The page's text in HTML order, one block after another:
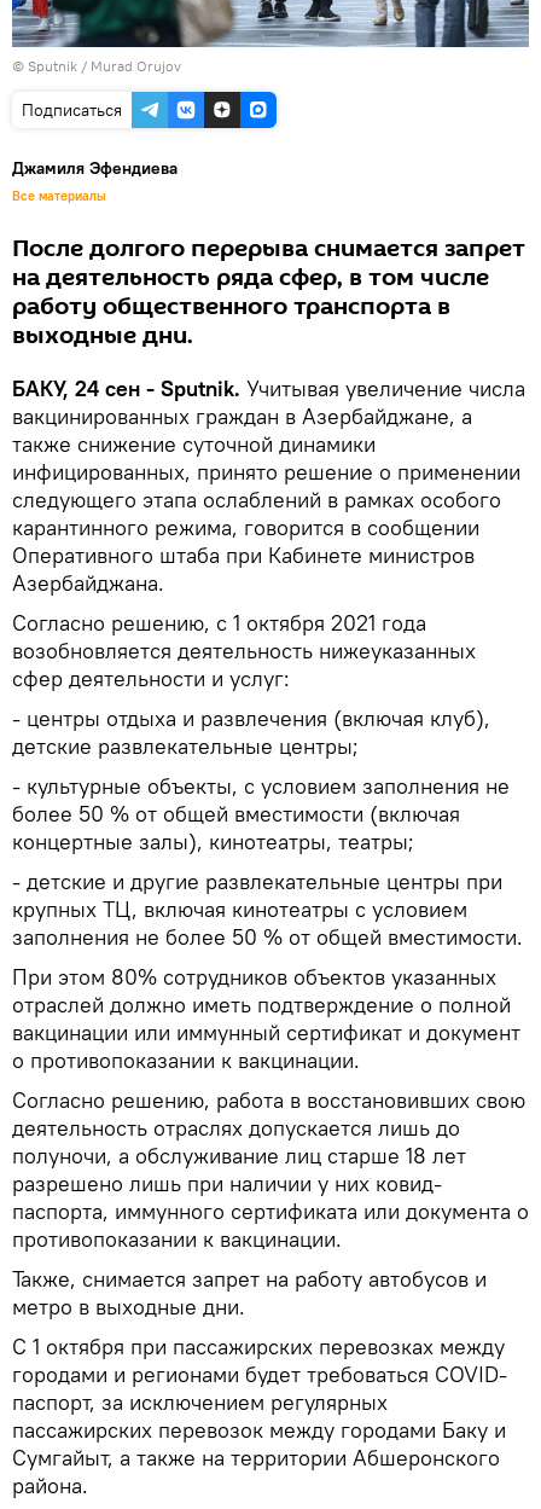
© Sputnik / Murad Orujov
Подписаться
Джамиля Эфендиева
Все материалы
После долгого перерыва снимается запрет
на деятельность ряда сфер, в том числе
работу общественного транспорта в
выходные дни.
БАКУ, 24 сен - Sputnik. Учитывая увеличение числа
вакцинированных граждан в Азербайджане, а
также снижение суточной динамики
инфицированных, принято решение о применении
следующего этапа ослаблений в рамках особого
карантинного режима, говорится в сообщении
Оперативного штаба при Кабинете министров
Азербайджана.
Согласно решению, с 1 октября 2021 года
возобновляется деятельность нижеуказанных
сфер деятельности и услуг:
- центры отдыха и развлечения (включая клуб),
детские развлекательные центры;
- культурные объекты, с условием заполнения не
более 50 % от общей вместимости (включая
концертные залы), кинотеатры, театры;
- детские и другие развлекательные центры при
крупных ТЦ, включая кинотеатры с условием
заполнения не более 50 % от общей вместимости.
При этом 80% сотрудников объектов указанных
отраслей должно иметь подтверждение о полной
вакцинации или иммунный сертификат и документ
о противопоказании к вакцинации.
Согласно решению, работа в восстановивших свою
деятельность отраслях допускается лишь до
полуночи, а обслуживание лиц старше 18 лет
разрешено лишь при наличии у них ковид-
паспорта, иммунного сертификата или документа о
противопоказании к вакцинации.
Также, снимается запрет на работу автобусов и
метро в выходные дни.
С 1 октября при пассажирских перевозках между
городами и регионами будет требоваться COVID-
паспорт, за исключением регулярных
пассажирских перевозок между городами Баку и
Сумгайыт, а также на территории Абшеронского
района.